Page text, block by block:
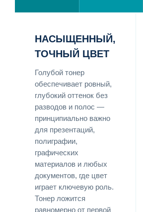
НАСЫЩЕННЫЙ,
ТОЧНЫЙ ЦВЕТ
Голубой тонер
обеспечивает ровный,
глубокий оттенок без
разводов и полос —
принципиально важно
для презентаций,
полиграфии,
графических
материалов и любых
документов, где цвет
играет ключевую роль.
Тонер ложится
равномерно от первой